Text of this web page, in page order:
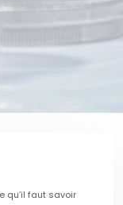
qu’il faut savoir